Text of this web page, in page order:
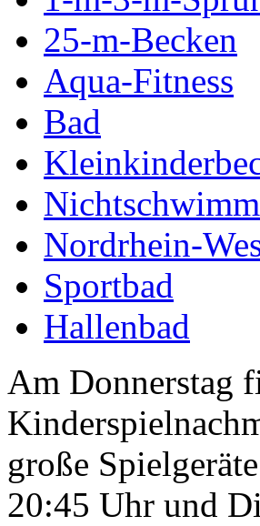
25-m-Becken
Aqua-Fitness
Bad
Nordrhein-
Sportbad
Hallenbad
Am Donnerstag
große
20:45 Uhr und